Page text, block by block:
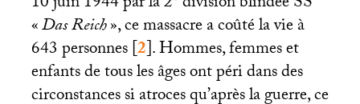
«Das Reich», ce massacre a coûté la vie à
643 personnes[2]. Hommes, femmes et
enfants de tous les âges ont péri dans des
circonstances si atroces qu’après la guerre, ce